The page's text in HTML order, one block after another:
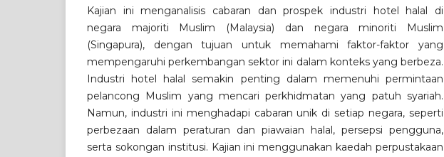
Kajian ini menganalisis cabaran dan prospek industri hotel halal di
negara majoriti Muslim (Malaysia) dan negara minoriti Muslim
(Singapura), dengan tujuan untuk memahami faktor-faktor yang
mempengaruhi perkembangan sektor ini dalam konteks yang berbeza.
Industri hotel halal semakin penting dalam memenuhi permintaan
pelancong Muslim yang mencari perkhidmatan yang patuh syariah.
Namun, industri ini menghadapi cabaran unik di setiap negara, seperti
perbezaan dalam peraturan dan piawaian halal, persepsi pengguna,
serta sokongan institusi. Kajian ini menggunakan kaedah perpustakaan